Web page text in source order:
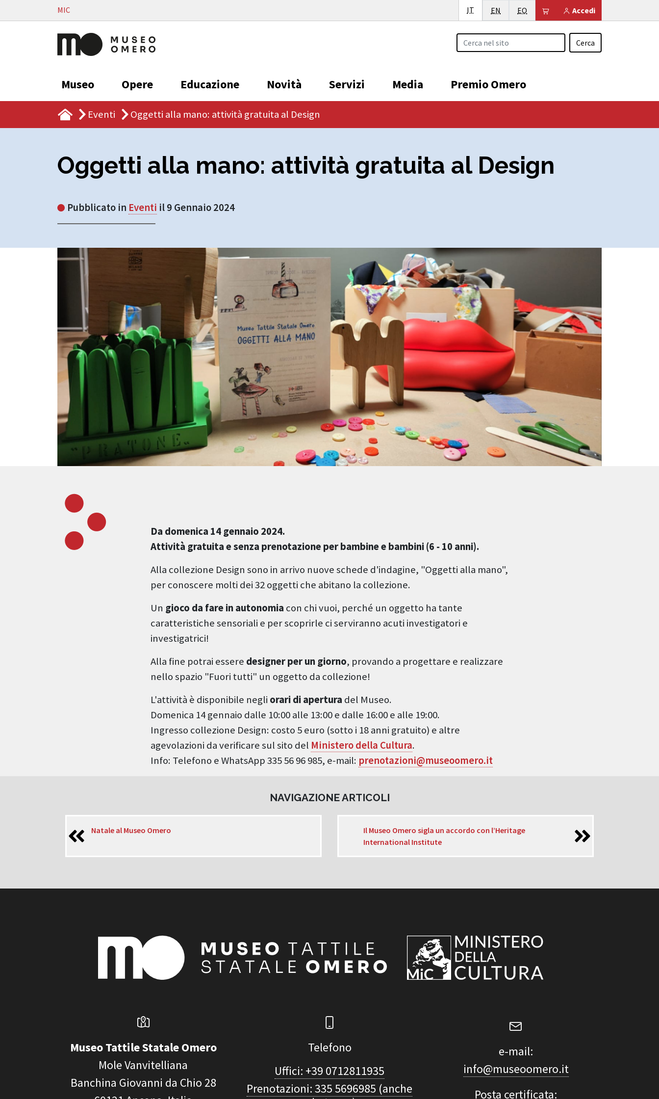
Vai al contenutoMIC Accedi
Il tuo carrello è vuoto
IT Italiano
EN English
EO Esperanto
Cerca
Museo Opere Educazione Novità Servizi Media Premio Omero
Eventi Oggetti alla mano: attività gratuita al Design
Oggetti alla mano: attività gratuita al Design
Pubblicato in Eventi il 9 Gennaio 2024
Da domenica 14 gennaio 2024.
Attività gratuita e senza prenotazione per bambine e bambini (6 - 10 anni).
Alla collezione Design sono in arrivo nuove schede d'indagine, "Oggetti alla mano",
per conoscere molti dei 32 oggetti che abitano la collezione.
Un gioco da fare in autonomia con chi vuoi, perché un oggetto ha tante
caratteristiche sensoriali e per scoprirle ci serviranno acuti investigatori e
investigatrici!
Alla fine potrai essere designer per un giorno, provando a progettare e realizzare
nello spazio "Fuori tutti" un oggetto da collezione!
L'attività è disponibile negli orari di apertura del Museo.
Domenica 14 gennaio dalle 10:00 alle 13:00e dalle 16:00 e alle 19:00.
Ingresso collezione Design: costo 5 euro (sotto i 18 anni gratuito) e altre
agevolazioni da verificare sul sito del Ministero della Cultura.
Info: Telefono e WhatsApp 335 56 96 985, e-mail: prenotazioni@museoomero.it
NAVIGAZIONE ARTICOLI
Natale al Museo Omero
Il Museo Omero sigla un accordo con l’Heritage
International Institute
Museo Tattile Statale Omero
Mole Vanvitelliana
Banchina Giovanni da Chio 28
Telefono
Uffici: +39 0712811935
Prenotazioni: 335 5696985 (anche
e-mail:
info@museoomero.it
Posta certificata: